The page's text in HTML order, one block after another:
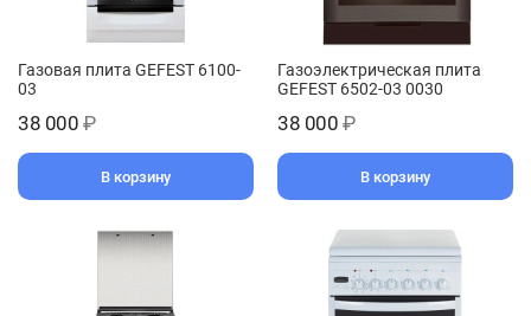
Газовая плита GEFEST 6100-
03
38 000 ₽
В корзину
Газоэлектрическая плита
GEFEST 6502-03 0030
38 000 ₽
В корзину